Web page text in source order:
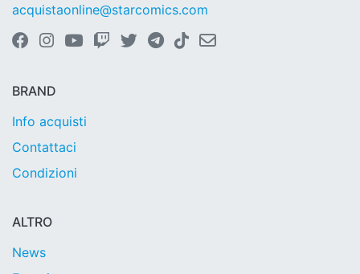
acquistaonline@starcomics.com
BRAND
Info acquisti
Contattaci
Condizioni
ALTRO
News